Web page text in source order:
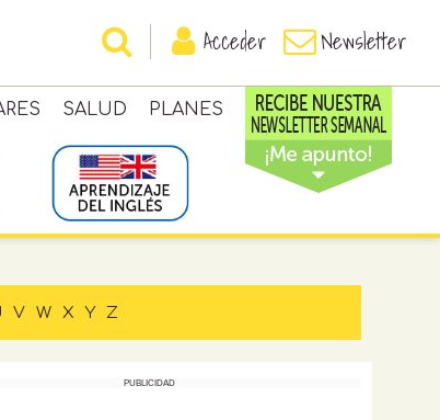
Acceder Newsletter
SALUD PLANES
V W X Y Z
PUBLICIDAD